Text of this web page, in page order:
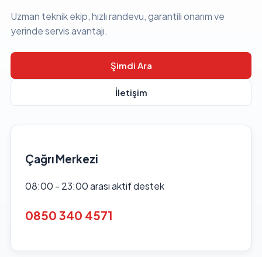
Uzman teknik ekip, hızlı randevu, garantili onarım ve
yerinde servis avantajı.
Şimdi Ara
İletişim
Çağrı Merkezi
08:00 - 23:00 arası aktif destek
0850 340 4571